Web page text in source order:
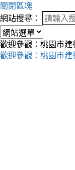
關閉區塊
網站搜尋：
歡迎參觀：桃園市
歡迎參觀：桃園市